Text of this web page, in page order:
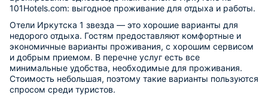
101Hotels.com: выгодное проживание для отдыха и работы.
Отели Иркутска 1 звезда — это хорошие варианты для
недорого отдыха. Гостям предоставляют комфортные и
экономичные варианты проживания, с хорошим сервисом
и добрым приемом. В перечне услуг есть все
минимальные удобства, необходимые для проживания.
Стоимость небольшая, поэтому такие варианты пользуются
спросом среди туристов.